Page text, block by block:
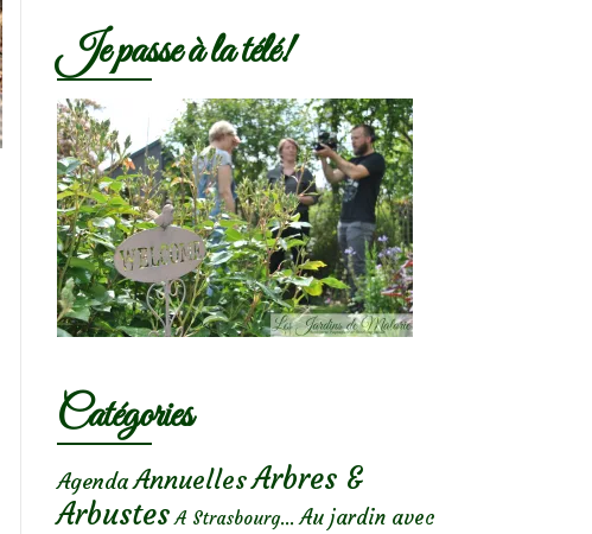
Je passe à la télé!
Catégories
Agenda AnnuellesArbres &
Arbustes A Strasbourg... Au jardin avec